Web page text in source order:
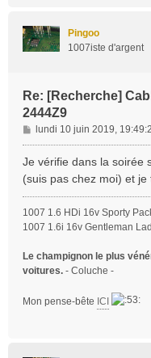
Pingoo
1007iste d'argent
Re: [Recherche]
2444Z9
M
e
s
e
lundi 10 juin 2019,
Je vérifie dans la soirée
(suis pas chez moi) et
1007 1.6 HDi 16v Sporty
1007 1.6i 16v Gentleman
Le champignon le plus
voitures. - Coluche -
Mon pense-bête ICI